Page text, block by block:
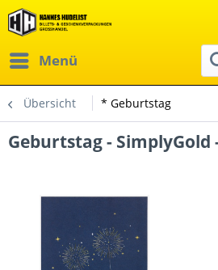
Menü
Übersicht * Geburtstag
Geburtstag -